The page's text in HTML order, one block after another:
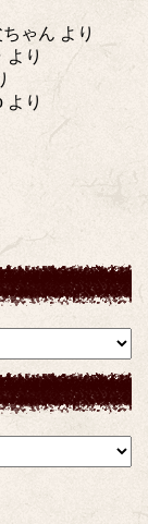
ちゃん より
より
より